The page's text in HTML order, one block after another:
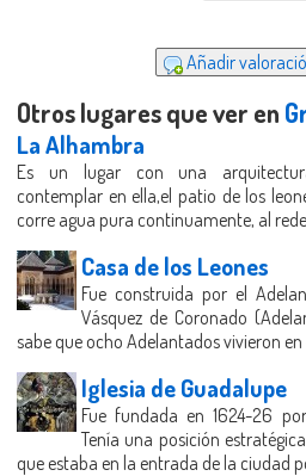
Añadir
Otros lugares que ver en
La Alhambra
Es un lugar con una
contemplar en ella,el patio de los
corre agua pura continuamente, al
Casa de los Leones
Fue construida por el
Vásquez de Coronado
sabe que ocho Adelantados vivieron en
Iglesia de Guadalupe
Fue fundada en 1624-26
Tenía una posición
que estaba en la entrada de la ciudad